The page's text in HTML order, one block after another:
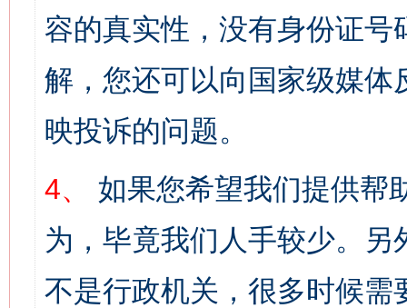
容的真实性，没有身份证
解，您还可以向国家级媒
映投诉的问题。
4、
如果您希望我们提供帮
为，毕竟我们人手较少。
不是行政机关，很多时候